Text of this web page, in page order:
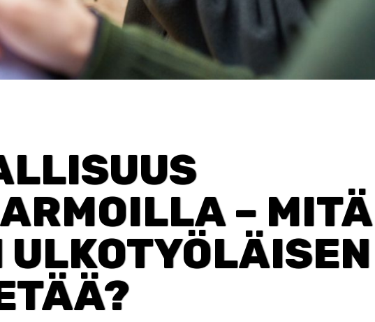
– MITÄ